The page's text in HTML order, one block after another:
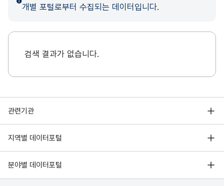
개별 포털로부터 수집되는 데이터입니다.
검색 결과가 없습니다.
관련기관
행정안전부
한국지능정보사회진흥원
국가정보자원관리원
지역별 데이터포털
서울 열린데이터광장
경기데이터드림
분야별 데이터포털
기상자료개방포털
국토교통부 공간정보오픈플랫폼